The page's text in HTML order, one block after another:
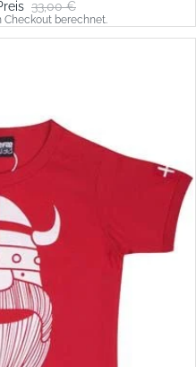
33,00 €
Checkout berechnet.